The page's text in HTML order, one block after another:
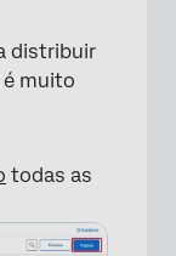
×
distribuir
é muito
todas as